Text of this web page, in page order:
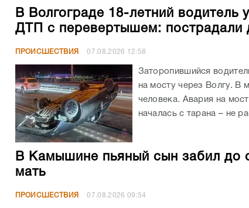
В Волгограде 18-летний водитель
ДТП с перевертышем: пострадали
ПРОИСШЕСТВИЯ 07.08.2026 12:58
Заторопившийся
на мосту через Волгу. В
человека. Авария на
началась с тарана – не
В Камышине пьяный сын забил до
мать
ПРОИСШЕСТВИЯ 07.08.2026 09:54